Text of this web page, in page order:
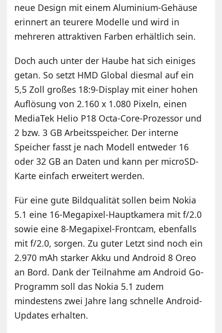
neue Design mit einem Aluminium-Gehäuse
erinnert an teurere Modelle und wird in
mehreren attraktiven Farben erhältlich sein.
Doch auch unter der Haube hat sich einiges
getan. So setzt HMD Global diesmal auf ein
5,5 Zoll großes 18:9-Display mit einer hohen
Auflösung von 2.160 x 1.080 Pixeln, einen
MediaTek Helio P18 Octa-Core-Prozessor und
2 bzw. 3 GB Arbeitsspeicher. Der interne
Speicher fasst je nach Modell entweder 16
oder 32 GB an Daten und kann per microSD-
Karte einfach erweitert werden.
Für eine gute Bildqualität sollen beim Nokia
5.1 eine 16-Megapixel-Hauptkamera mit f/2.0
sowie eine 8-Megapixel-Frontcam, ebenfalls
mit f/2.0, sorgen. Zu guter Letzt sind noch ein
2.970 mAh starker Akku und Android 8 Oreo
an Bord. Dank der Teilnahme am Android Go-
Programm soll das Nokia 5.1 zudem
mindestens zwei Jahre lang schnelle Android-
Updates erhalten.